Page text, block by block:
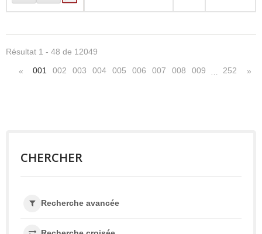
Résultat 1 - 48 de 12049
« 001 002 003 004 005 006 007 008 009 252 »
CHERCHER
Recherche avancée